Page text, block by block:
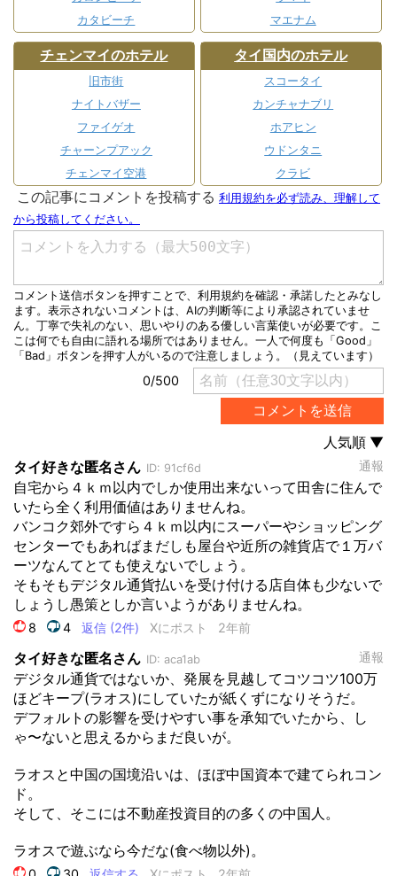
カタビーチ
マエナム
チェンマイのホテル
旧市街
ナイトバザー
ファイゲオ
チャーンプアック
チェンマイ空港
タイ国内のホテル
スコータイ
カンチャナブリ
ホアヒン
ウドンタニ
クラビ